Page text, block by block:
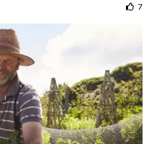
7